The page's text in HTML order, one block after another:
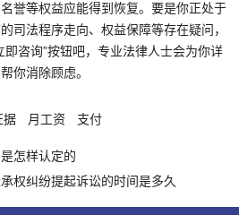
誉等权益应能得到恢复。要是你正处于
司法程序走向、权益保障等存在疑问，
咨询”按钮吧，专业法律人士会为你详
你消除顾虑。
据 月工资 支付
怎样认定的
权纠纷提起诉讼的时间是多久